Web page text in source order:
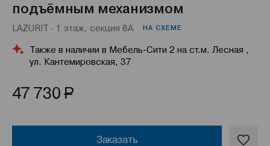
подъёмным механизмом
LAZURIT · 1 этаж, секция 8А НА СХЕМЕ
Также в наличии в Мебель-Сити 2 на ст.м. Лесная ,
ул. Кантемировская, 37
47 730 Р
Заказать